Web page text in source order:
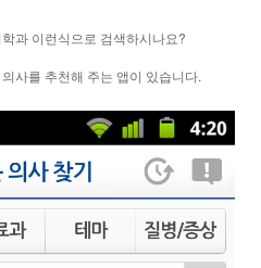
과 이런식으로 검색하시나요?
사를 추천해 주는 앱이 있습니다.